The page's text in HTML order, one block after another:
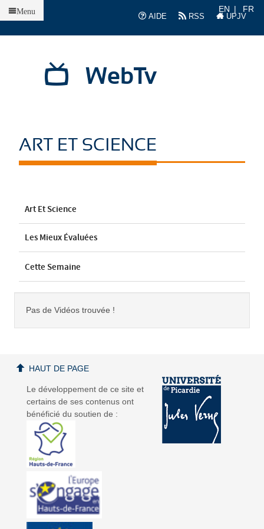
AIDE
RSS UPJV
EN FR
WebTv
Menu
ART ET SCIENCE
Art Et Science
Les Mieux Évaluées
Cette Semaine
Pas de Vidéos trouvée !
Le développement de ce site et
certains de ses contenus ont
bénéficié du soutien de :
HAUT DE PAGE